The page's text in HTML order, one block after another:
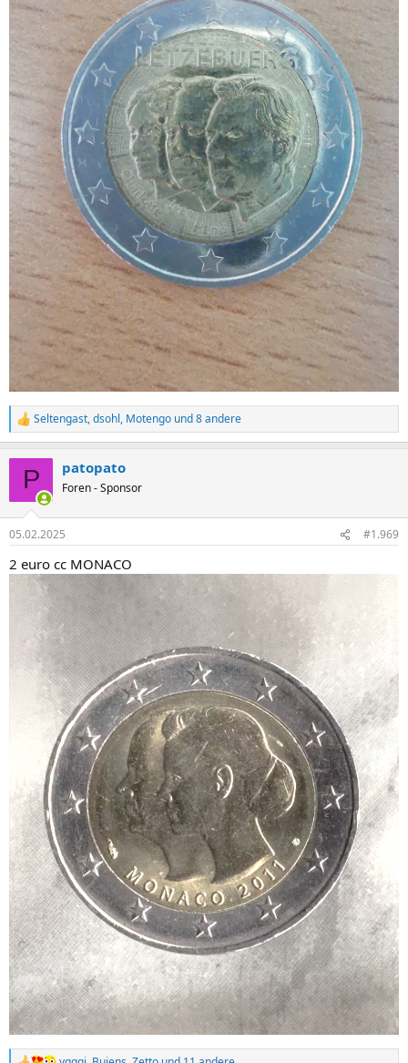
R
e
e
:
Seltengast,dsohl, Motengo und 8 andere
P patopato
Foren - Sponsor
05.02.2025 #1.969
2 euro cc MONACO